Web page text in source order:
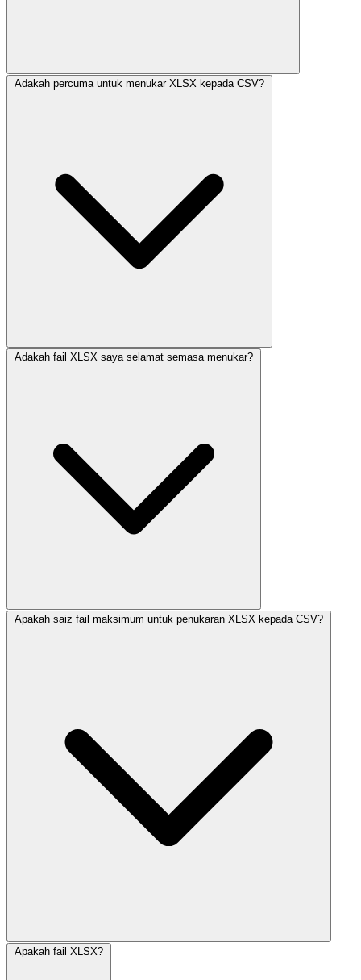
Adakah percuma untuk menukar XLSX kepada CSV?
Adakah fail XLSX saya selamat semasa menukar?
Apakah saiz fail maksimum untuk penukaran XLSX kepada CSV?
Apakah fail XLSX?